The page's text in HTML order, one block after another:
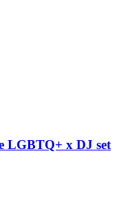
LGBTQ+ x DJ set